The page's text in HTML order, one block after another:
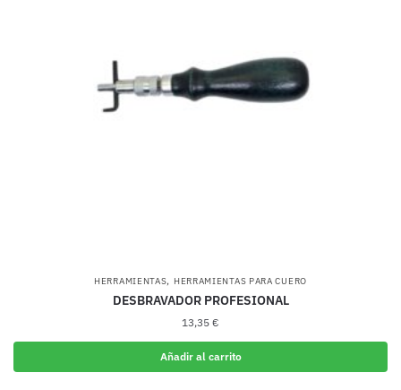
HERRAMIENTAS, HERRAMIENTAS PARA CUERO
DESBRAVADOR PROFESIONAL
13,35 €
Añadir al carrito